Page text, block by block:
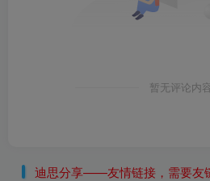
暂无评论内
迪思分享——友情链接，需要友